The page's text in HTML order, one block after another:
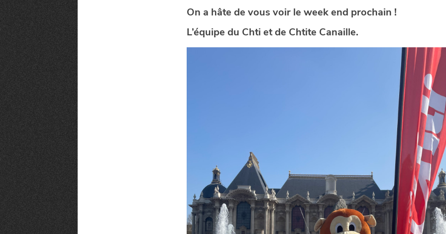
On a hâte de vous voir le week end prochain !
L’équipe du Chti et de Chtite Canaille.